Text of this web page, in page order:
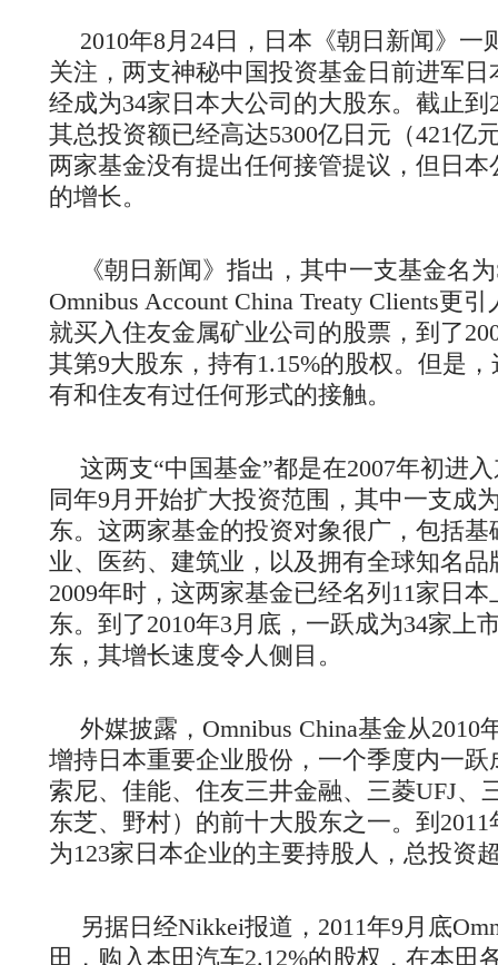
2010年8月24日，日本《朝日新闻》一
关注，两支神秘中国投资基金日前进军
经成为34家日本大公司的大股东。截止到
其总投资额已经高达5300亿日元（421亿
两家基金没有提出任何接管提议，但日
的增长。
《朝日新闻》指出，其中一支基金名
Omnibus Account China Treaty Clients更
就买入住友金属矿业公司的股票，到了
其第9大股东，持有1.15%的股权。但是
有和住友有过任何形式的接触。
这两支“中国基金”都是在2007年初进
同年9月开始扩大投资范围，其中一支成
东。这两家基金的投资对象很广，包括
业、医药、建筑业，以及拥有全球知名
2009年时，这两家基金已经名列11家日
东。到了2010年3月底，一跃成为34家上
东，其增长速度令人侧目。
外媒披露，Omnibus China基金从2010
增持日本重要企业股份，一个季度内一
索尼、佳能、住友三井金融、三菱UFJ、
东芝、野村）的前十大股东之一。到
为123家日本企业的主要持股人，总投资
另据日经Nikkei报道，2011年9月底
田，购入本田汽车2.12%的股权，在本田